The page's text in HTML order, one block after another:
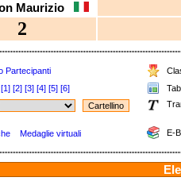
Maurizio
2
Partecipanti
[1] [2] [3] [4] [5] [6]
Medaglie virtuali E-